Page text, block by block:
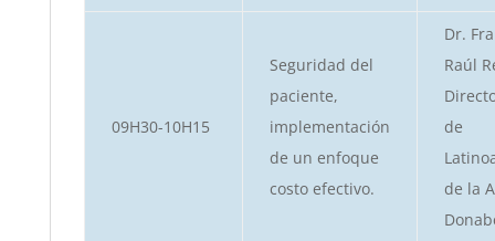
09H30-10H15
Seguridad del
paciente,
implementación
de un enfoque
costo efectivo.
Dr.
Raúl
de
de la